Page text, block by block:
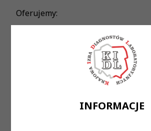
INFORMACJE
Oferujemy:
• Umowę o pracę na pełny etat. •
grafikowym od poniedziałku
laboratorium mikrobiologicznym
Na Skarpie 66. • Pracę
porannych od 7 (7:30, 8:00) - 14:35 (
medycyny laboratoryjnej.